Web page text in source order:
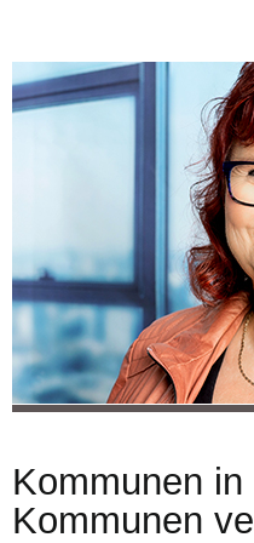
Kommunen
Kommunen